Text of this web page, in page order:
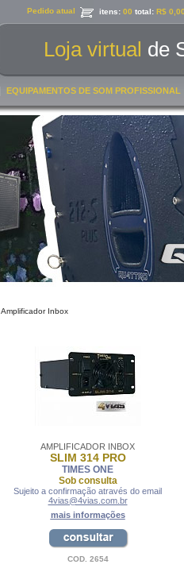
Pedido atual itens: 00 total: R$
Loja virtual de
EQUIPAMENTOS DE SOM PROFISSIONAL
Amplificador Inbox
AMPLIFICADOR INBOX
SLIM 314 PRO
TIMES ONE
Sob consulta
Sujeito a confirmação através do email
4vias@4vias.com.br
mais informações
COD. 2654